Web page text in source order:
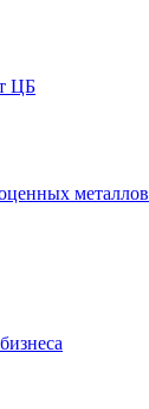
ЦБ
металлов